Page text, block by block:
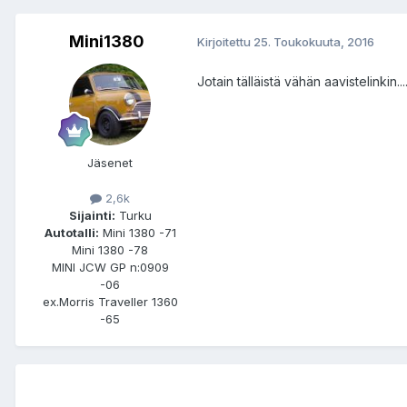
Mini1380
Jäsenet
2,6k
Sijainti: Turku
Autotalli: Mini 1380 -71
Mini 1380 -78
MINI JCW GP n:0909
-06
ex.Morris Traveller 1360
-65
Kirjoitettu 25. Toukokuuta, 2016
Jotain tälläistä vähän